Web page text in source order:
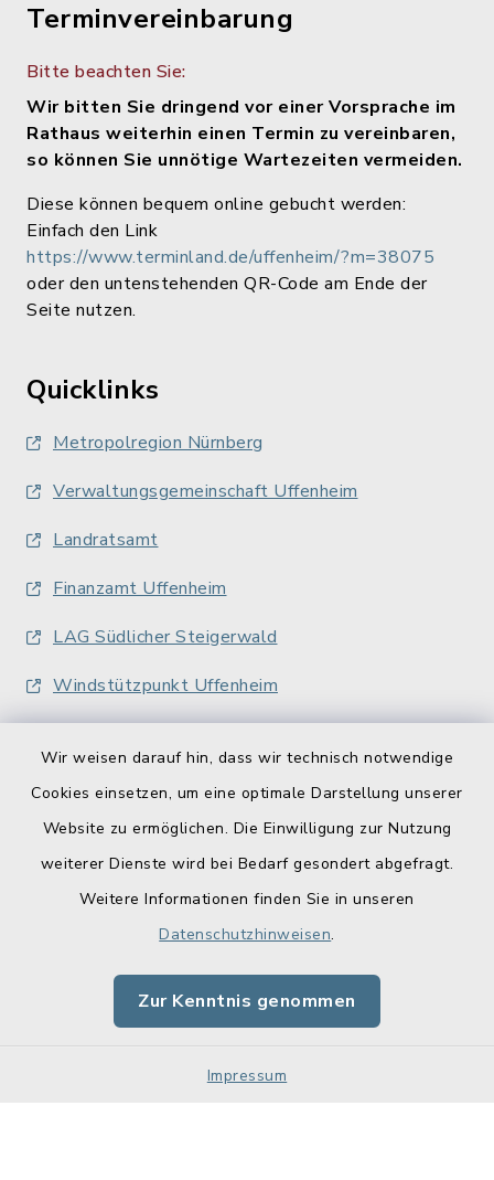
Wir weisen darauf hin, dass wir technisch notwendige
Cookies einsetzen, um eine optimale Darstellung unserer
Website zu ermöglichen. Die Einwilligung zur Nutzung
weiterer Dienste wird bei Bedarf gesondert abgefragt.
Weitere Informationen finden Sie in unseren
Datenschutzhinweisen.
Zur Kenntnis genommen
Impressum
Terminvereinbarung
Bitte beachten Sie:
Wir bitten Sie dringend vor einer Vorsprache im
Rathaus weiterhin einen Termin zu vereinbaren,
so können Sie unnötige Wartezeiten vermeiden.
Diese können bequem online gebucht werden:
Einfach den Link
https://www.terminland.de/uffenheim/?m=38075
oder den untenstehenden QR-Code am Ende der
Seite nutzen.
Quicklinks
Metropolregion Nürnberg
Verwaltungsgemeinschaft Uffenheim
Landratsamt
Finanzamt Uffenheim
LAG Südlicher Steigerwald
Windstützpunkt Uffenheim
Barrierefreiheit
Impressum
Sitemap